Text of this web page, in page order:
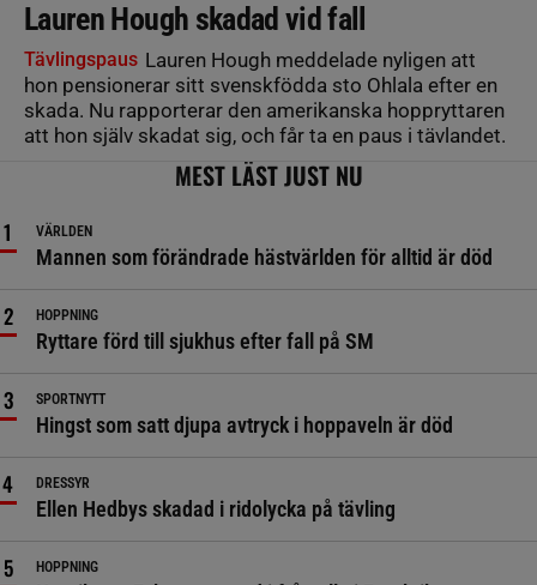
Lauren Hough skadad vid fall
Tävlingspaus Lauren Hough meddelade nyligen att
hon pensionerar sitt svenskfödda sto Ohlala efter en
skada. Nu rapporterar den amerikanska hoppryttaren
att hon själv skadat sig, och får ta en paus i tävlandet.
MEST LÄST JUST NU
VÄRLDEN
Mannen som förändrade hästvärlden för alltid är död
HOPPNING
Ryttare förd till sjukhus efter fall på SM
SPORTNYTT
Hingst som satt djupa avtryck i hoppaveln är död
DRESSYR
Ellen Hedbys skadad i ridolycka på tävling
HOPPNING